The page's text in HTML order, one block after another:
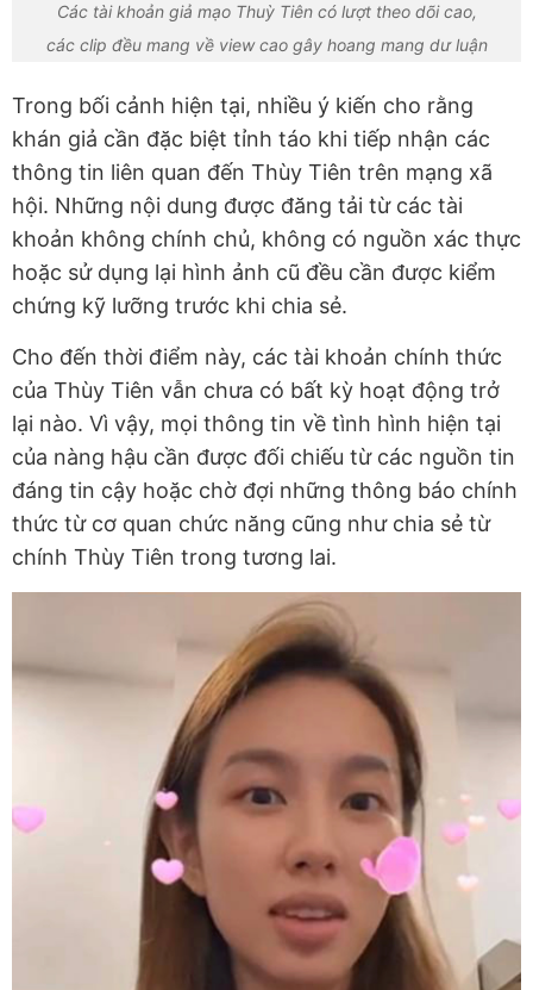
Các tài khoản giả mạo Thuỳ Tiên có lượt theo dõi cao,
các clip đều mang về view cao gây hoang mang dư luận
Trong bối cảnh hiện tại, nhiều ý kiến cho rằng
khán giả cần đặc biệt tỉnh táo khi tiếp nhận các
thông tin liên quan đến Thùy Tiên trên mạng xã
hội. Những nội dung được đăng tải từ các tài
khoản không chính chủ, không có nguồn xác thực
hoặc sử dụng lại hình ảnh cũ đều cần được kiểm
chứng kỹ lưỡng trước khi chia sẻ.
Cho đến thời điểm này, các tài khoản chính thức
của Thùy Tiên vẫn chưa có bất kỳ hoạt động trở
lại nào. Vì vậy, mọi thông tin về tình hình hiện tại
của nàng hậu cần được đối chiếu từ các nguồn tin
đáng tin cậy hoặc chờ đợi những thông báo chính
thức từ cơ quan chức năng cũng như chia sẻ từ
chính Thùy Tiên trong tương lai.